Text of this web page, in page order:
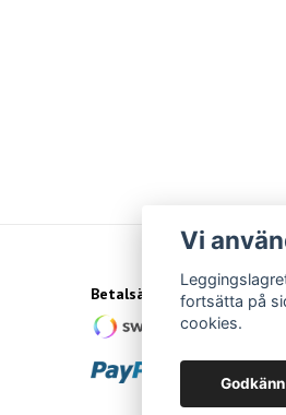
Betalsätt
Vi
fortsätta på
cookies.